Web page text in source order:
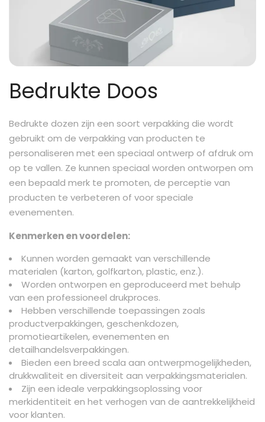
Bedrukte Doos
Bedrukte dozen zijn een soort verpakking die wordt
gebruikt om de verpakking van producten te
personaliseren met een speciaal ontwerp of afdruk om
op te vallen. Ze kunnen speciaal worden ontworpen om
een bepaald merk te promoten, de perceptie van
producten te verbeteren of voor speciale
evenementen.
Kenmerken en voordelen:
Kunnen worden gemaakt van verschillende
materialen (karton, golfkarton, plastic, enz.).
Worden ontworpen en geproduceerd met behulp
van een professioneel drukproces.
Hebben verschillende toepassingen zoals
productverpakkingen, geschenkdozen,
promotieartikelen, evenementen en
detailhandelsverpakkingen.
Bieden een breed scala aan ontwerpmogelijkheden,
drukkwaliteit en diversiteit aan verpakkingsmaterialen.
Zijn een ideale verpakkingsoplossing voor
merkidentiteit en het verhogen van de aantrekkelijkheid
voor klanten.